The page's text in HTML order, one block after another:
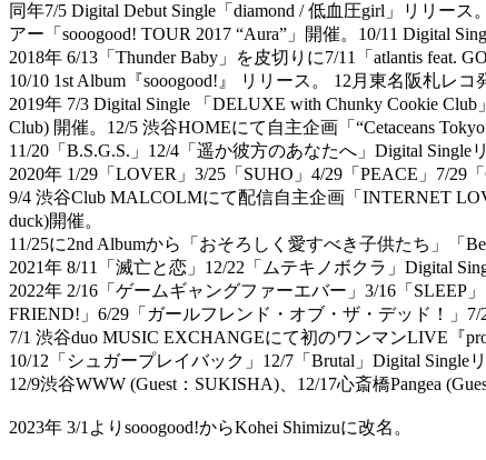
同年7/5 Digital Debut Single「diamond / 低血圧girl」リリー
アー「sooogood! TOUR 2017 “Aura”」開催。10/11 Digital
2018年 6/13「Thunder Baby」を皮切りに7/11「atlantis feat.
10/10 1st Album『sooogood!』 リリース。 12月東名阪札レコ
2019年 7/3 Digital Single 「DELUXE with Chunky Cookie
Club) 開催。12/5 渋谷HOMEにて自主企画「“Cetaceans
11/20「B.S.G.S.」12/4「遥か彼方のあなたへ」Digital Single
2020年 1/29「LOVER」3/25「SUHO」4/29「PEACE」7/29
9/4 渋谷Club MALCOLMにて配信自主企画「INTERNET
duck)開催。
11/25に2nd Albumから「おそろしく愛すべき子供たち」「
2021年 8/11「滅亡と恋」12/22「ムテキノボクラ」Digital
2022年 2/16「ゲームギャングファーエバー」3/16「
FRIEND!」6/29「ガールフレンド・オブ・ザ・デッド！」7/
7/1 渋谷duo MUSIC EXCHANGEにて初のワンマンLIVE『
10/12「シュガープレイバック」12/7「Brutal」Digital Singleリ
12/9渋谷WWW (Guest：SUKISHA)、12/17心斎橋Pangea
2023年 3/1よりsooogood!からKohei Shimizuに改名。